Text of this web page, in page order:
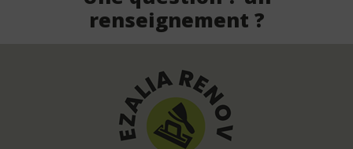
renseignement ?